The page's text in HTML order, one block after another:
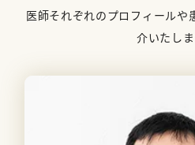
医師それぞれのプロフィールや
介いたしま